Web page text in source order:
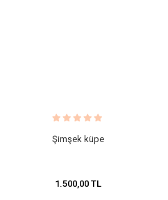
Şimşek küpe
1.500,00 TL